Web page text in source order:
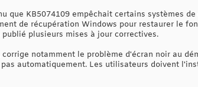
que KB5074109 empêchait certains systèmes
de récupération Windows pour restaurer le
plusieurs mises à jour correctives.
corrige notamment le problème d'écran noir au
automatiquement. Les utilisateurs doivent